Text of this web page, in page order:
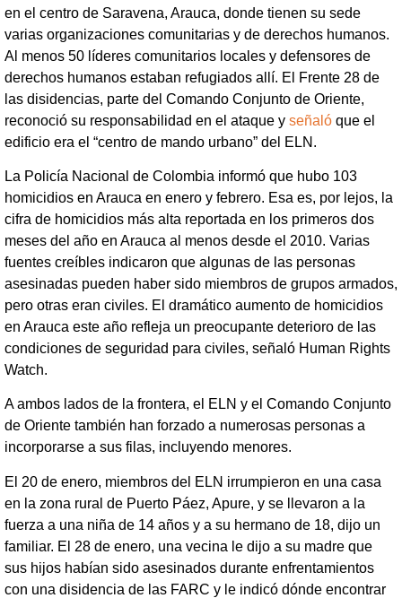
en el centro de Saravena, Arauca, donde tienen su sede
varias organizaciones comunitarias y de derechos humanos.
Al menos 50 líderes comunitarios locales y defensores de
derechos humanos estaban refugiados allí. El Frente 28 de
las disidencias, parte del Comando Conjunto de Oriente,
reconoció su responsabilidad en el ataque y señaló que el
edificio era el “centro de mando urbano” del ELN.
La Policía Nacional de Colombia informó que hubo 103
homicidios en Arauca en enero y febrero. Esa es, por lejos, la
cifra de homicidios más alta reportada en los primeros dos
meses del año en Arauca al menos desde el 2010. Varias
fuentes creíbles indicaron que algunas de las personas
asesinadas pueden haber sido miembros de grupos armados,
pero otras eran civiles. El dramático aumento de homicidios
en Arauca este año refleja un preocupante deterioro de las
condiciones de seguridad para civiles, señaló Human Rights
Watch.
A ambos lados de la frontera, el ELN y el Comando Conjunto
de Oriente también han forzado a numerosas personas a
incorporarse a sus filas, incluyendo menores.
El 20 de enero, miembros del ELN irrumpieron en una casa
en la zona rural de Puerto Páez, Apure, y se llevaron a la
fuerza a una niña de 14 años y a su hermano de 18, dijo un
familiar. El 28 de enero, una vecina le dijo a su madre que
sus hijos habían sido asesinados durante enfrentamientos
con una disidencia de las FARC y le indicó dónde encontrar